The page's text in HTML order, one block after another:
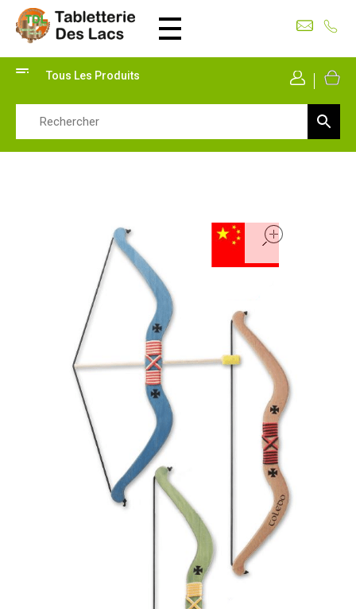
Tabletterie des Lacs
Tous Les Produits Mon